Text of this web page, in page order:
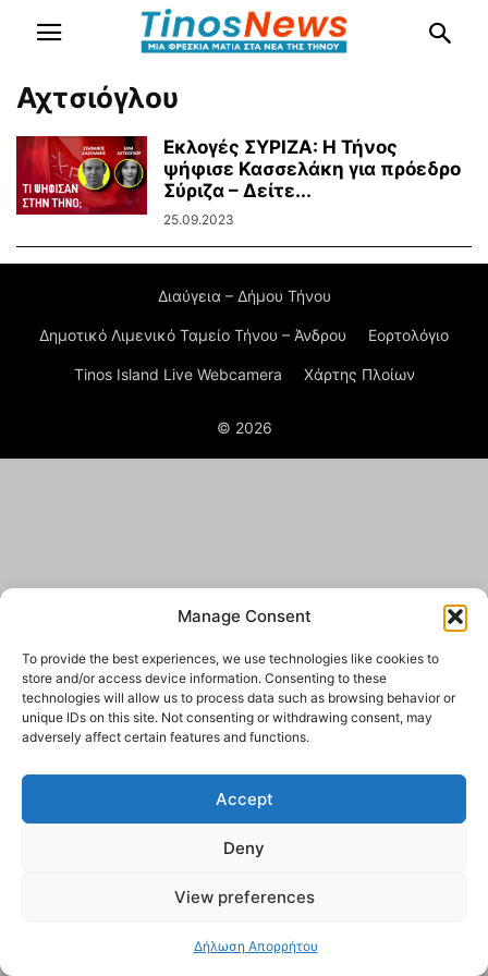
Manage Consent
To provide the best experiences, we use technologies like cookies to
store and/or access device information. Consenting to these
technologies will allow us to process data such as browsing behavior or
unique IDs on this site. Not consenting or withdrawing consent, may
adversely affect certain features and functions.
Accept
Deny
View preferences
Δήλωση Απορρήτου
Αχτσιόγλου
Εκλογές ΣΥΡΙΖΑ: Η Τήνος
ψήφισε Κασσελάκη για πρόεδρο
Σύριζα – Δείτε...
25.09.2023
Διαύγεια – Δήμου Τήνου
Δημοτικό Λιμενικό Ταμείο Τήνου – Άνδρου Εορτολόγιο
Tinos Island Live Webcamera Χάρτης Πλοίων
© 2026